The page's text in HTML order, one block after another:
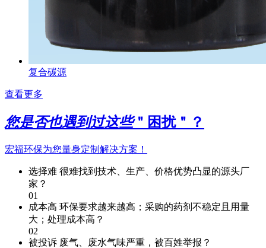
复合碳源
查看更多
您是否也遇到过这些＂困扰＂？
宏福环保为您量身定制解决方案！
选择难 很难找到技术、生产、价格优势凸显的源头厂
家？
01
成本高 环保要求越来越高；采购的药剂不稳定且用量
大；处理成本高？
02
被投诉 废气、废水气味严重，被百姓举报？